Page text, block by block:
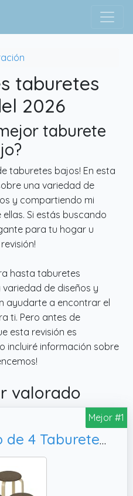
taburetes
2026
taburete
taburetes bajos! En esta
una variedad de
y compartiendo mi
Si estás buscando
para tu hogar u
hasta taburetes
de diseños y
ayudarte a encontrar el
ti. Pero antes de
esta revisión es
incluiré información sobre
valorado
Mejor #1
HOMCOM Juego de 4 Taburetes Apilables Redondos de Madera Marrón y Natural